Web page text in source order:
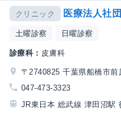
クリニック 医療法人社
土曜診察 日曜診察
診療科： 皮膚科
〒2740825 千葉県船橋市
047-473-3323
JR東日本 総武線 津田沼駅